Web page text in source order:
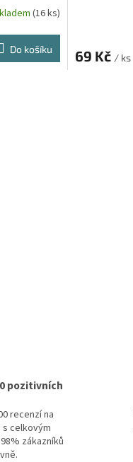
(16 ks)
Do košíku 69 Kč / ks
pozitivních
recenzí na
s celkovým
zákazníků